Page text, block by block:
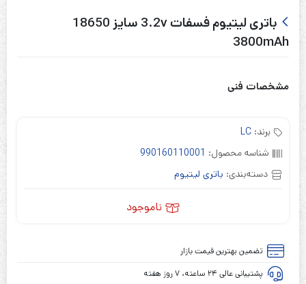
باتری لیتیوم فسفات 3.2v سایز 18650
3800mAh
مشخصات فنی
برند: LC
شناسه محصول: 990160110001
دسته‌بندی: باتری لیتیوم
ناموجود
تضمین بهترین قیمت بازار
پشتیبانی عالی ۲۴ ساعته، ۷ روز هفته